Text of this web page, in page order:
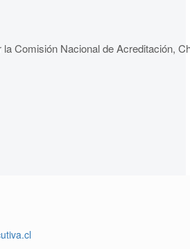
Comisión Nacional de Acreditación,